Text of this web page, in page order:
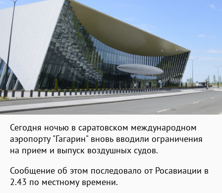
Сегодня ночью в саратовском международном
аэропорту "Гагарин" вновь вводили ограничения
на прием и выпуск воздушных судов.
Сообщение об этом последовало от Росавиации в
2.43 по местному времени.